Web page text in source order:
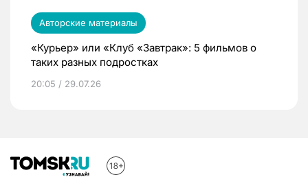
Авторские материалы
«Курьер» или «Клуб «Завтрак»: 5 фильмов о
таких разных подростках
20:05 / 29.07.26